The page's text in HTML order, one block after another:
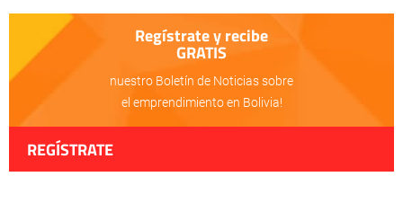
Regístrate y recibe
GRATIS
nuestro Boletín de Noticias sobre
el emprendimiento en Bolivia!
REGÍSTRATE